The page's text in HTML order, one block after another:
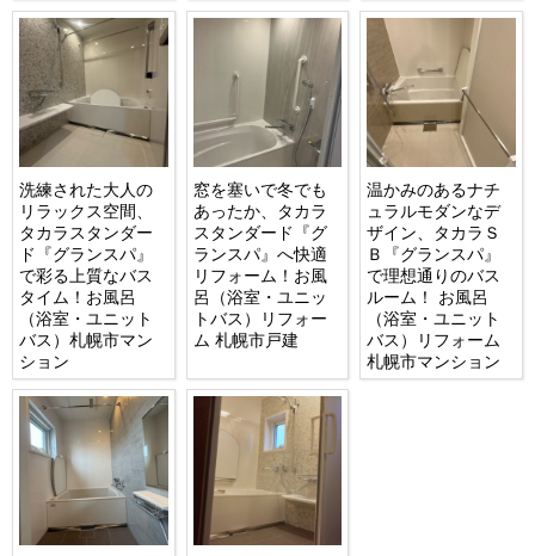
洗練された大人の
リラックス空間、
タカラスタンダー
ド『グランスパ』
で彩る上質なバス
タイム！お風呂
（浴室・ユニット
バス）札幌市マン
ション
窓を塞いで冬でも
あったか、タカラ
スタンダード『グ
ランスパ』へ快適
リフォーム！お風
呂（浴室・ユニッ
トバス）リフォー
ム 札幌市戸建
温かみのあるナチ
ュラルモダンなデ
ザイン、タカラＳ
Ｂ『グランスパ』
で理想通りのバス
ルーム！ お風呂
（浴室・ユニット
バス）リフォーム
札幌市マンション